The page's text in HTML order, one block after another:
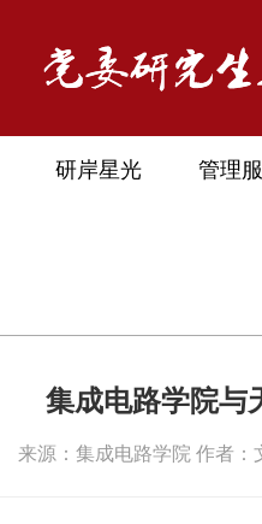
研岸星光 管理
集成电路学院与
来源：集成电路学院 作者：